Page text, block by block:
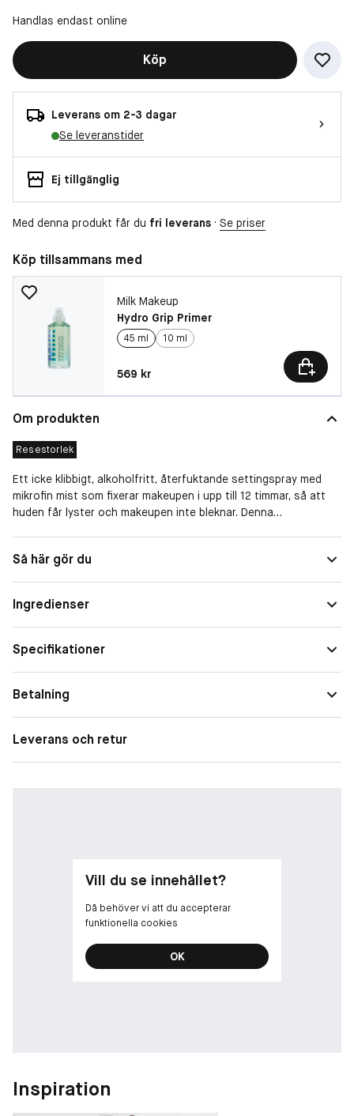
Handlas endast online
Köp
Leverans om 2-3 dagar
Se leveranstider
Ej tillgänglig
Med denna produkt får du fri leverans · Se priser
Köp tillsammans med
Milk Makeup
Hydro Grip Primer
45 ml 10 ml
Pris: 569 kr
569 kr
Om produkten
Resestorlek
Ett icke klibbigt, alkoholfritt, återfuktande settingspray med
mikrofin mist som fixerar makeupen i upp till 12 timmar, så att
huden får lyster och makeupen inte bleknar. Denna
niacinamid som fixerar makeupen. Använd den som en fuktmist
eller applicera mellan varje lager av makeup (t ex foundation
Så här gör du
Ingredienser
Specifikationer
Betalning
Leverans och retur
Vill du se innehållet?
Då behöver vi att du accepterar
funktionella cookies
OK
Inspiration